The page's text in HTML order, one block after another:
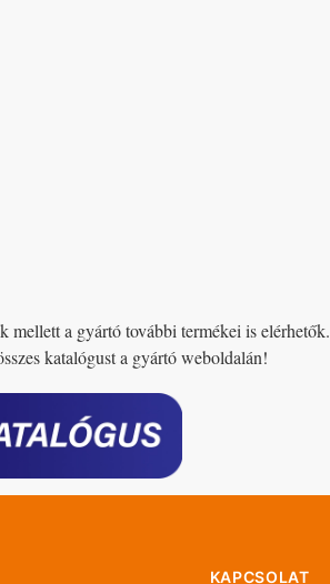
a gyártó további termékei is elérhetők.
katalógust a gyártó weboldalán!
KAPCSOLAT